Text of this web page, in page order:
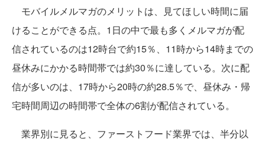
モバイルメルマガのメリットは、見てほしい時間に届
けることができる点。1日の中で最も多くメルマガが配
信されているのは12時台で約15％、11時から14時までの
昼休みにかかる時間帯では約30％に達している。次に配
信が多いのは、17時から20時の約28.5％で、昼休み・帰
宅時間周辺の時間帯で全体の6割が配信されている。
業界別に見ると、ファーストフード業界では、半分以